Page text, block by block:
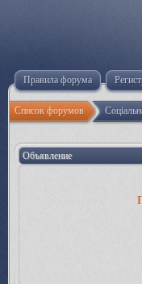
Правила форума
Список форумов
Объявление